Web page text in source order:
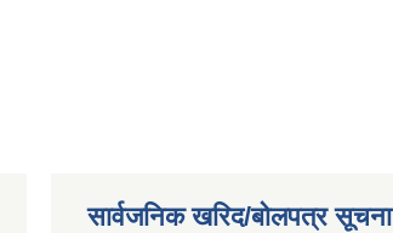
सार्वजनिक खरिद/बोलपत्र सूचना